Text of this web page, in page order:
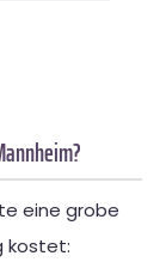
eine grobe
kostet: